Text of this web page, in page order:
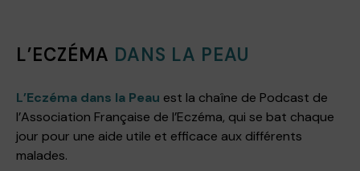
L’ECZÉMA DANS LA PEAU
L’Eczéma dans la Peau est la chaîne de Podcast de
l’Association Française de l’Eczéma, qui se bat chaque
jour pour une aide utile et efficace aux différents
malades.